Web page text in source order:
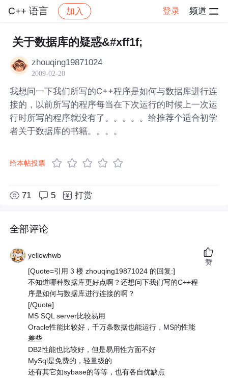
C++ 语言 加入 登录 频道
社区 C++ 语言 帖子详情
关于数据库的疑惑&#xff1f;
zhouqing19871024
2009-02-20
我想问一下我们所写的C++程序是如何与数据库进行连
接的，以前所写的程序每当在下次运行的时候上一次运
行时所写的程序就没有了。。。。。给推荐个适合初学
者关于数据库的书籍。。。。
给本帖投票
71 5 打赏
全部评论
yellowhwb
[Quote=引用 3 楼 zhouqing19871024 的回复:]
不知道哪种数据库更好点啊？还想问下我们写的C++程
序是如何与数据库进行连接的啊？
[/Quote]
MS SQL server比较易用
Oracle性能比较好，千万条数据也能运行，MS的性能
差些
DB2性能也比较好，但是易用性方面不好
MySql是免费的，轻量级的
还有其它如sybase的等等，也有各自优缺点
赞